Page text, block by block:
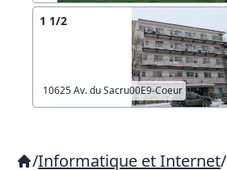
1 1/2
10625 Av. du Sacru00E9-Coeur
/Informatique et Internet/